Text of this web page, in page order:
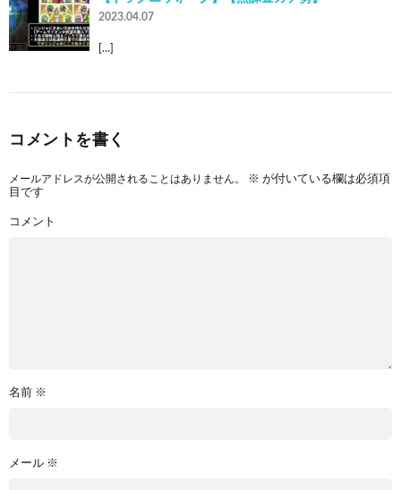
2023.04.07
[…]
コメントを書く
メールアドレスが公開されることはありません。 ※ が付いている欄は必須項
目です
コメント
名前 ※
メール ※